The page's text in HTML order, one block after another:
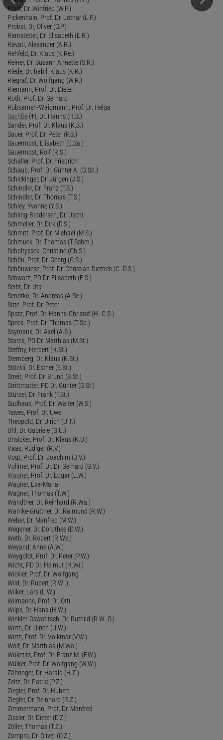
Pfaff, Dr. Winfried (W.P.)
Pickenhain, Prof. Dr. Lothar (L.P.)
Probst, Dr. Oliver (O.P.)
Ramstetter, Dr. Elisabeth (E.R.)
Ravati, Alexander (A.R.)
Rehfeld, Dr. Klaus (K.Re.)
Reiner, Dr. Susann Annette (S.R.)
Riede, Dr. habil. Klaus (K.R.)
Riegraf, Dr. Wolfgang (W.R.)
Riemann, Prof. Dr. Dieter
Roth, Prof. Dr. Gerhard
Rübsamen-Waigmann, Prof. Dr. Helga
Sachße (†), Dr. Hanns (H.S.)
Sander, Prof. Dr. Klaus (K.S.)
Sauer, Prof. Dr. Peter (P.S.)
Sauermost, Elisabeth (E.Sa.)
Sauermost, Rolf (R.S.)
Schaller, Prof. Dr. Friedrich
Schaub, Prof. Dr. Günter A. (G.Sb.)
Schickinger, Dr. Jürgen (J.S.)
Schindler, Dr. Franz (F.S.)
Schindler, Dr. Thomas (T.S.)
Schley, Yvonne (Y.S.)
Schling-Brodersen, Dr. Uschi
Schmeller, Dr. Dirk (D.S.)
Schmitt, Prof. Dr. Michael (M.S.)
Schmuck, Dr. Thomas (T.Schm.)
Scholtyssek, Christine (Ch.S.)
Schön, Prof. Dr. Georg (G.S.)
Schönwiese, Prof. Dr. Christian-Dietrich (C.-D.S.)
Schwarz, PD Dr. Elisabeth (E.S.)
Seibt, Dr. Uta
Sendtko, Dr. Andreas (A.Se.)
Sitte, Prof. Dr. Peter
Spatz, Prof. Dr. Hanns-Christof (H.-C.S.)
Speck, Prof. Dr. Thomas (T.Sp.)
Ssymank, Dr. Axel (A.S.)
Starck, PD Dr. Matthias (M.St.)
Steffny, Herbert (H.St.)
Sternberg, Dr. Klaus (K.St.)
Stöckli, Dr. Esther (E.St.)
Streit, Prof. Dr. Bruno (B.St.)
Strittmatter, PD Dr. Günter (G.St.)
Stürzel, Dr. Frank (F.St.)
Sudhaus, Prof. Dr. Walter (W.S.)
Tewes, Prof. Dr. Uwe
Theopold, Dr. Ulrich (U.T.)
Uhl, Dr. Gabriele (G.U.)
Unsicker, Prof. Dr. Klaus (K.U.)
Vaas, Rüdiger (R.V.)
Vogt, Prof. Dr. Joachim (J.V.)
Vollmer, Prof. Dr. Dr. Gerhard (G.V.)
Wagner, Prof. Dr. Edgar (E.W.)
Wagner, Eva-Maria
Wagner, Thomas (T.W.)
Wandtner, Dr. Reinhard (R.Wa.)
Warnke-Grüttner, Dr. Raimund (R.W.)
Weber, Dr. Manfred (M.W.)
Wegener, Dr. Dorothee (D.W.)
Weth, Dr. Robert (R.We.)
Weyand, Anne (A.W.)
Weygoldt, Prof. Dr. Peter (P.W.)
Wicht, PD Dr. Helmut (H.Wi.)
Wickler, Prof. Dr. Wolfgang
Wild, Dr. Rupert (R.Wi.)
Wilker, Lars (L.W.)
Wilmanns, Prof. Dr. Otti
Wilps, Dr. Hans (H.W.)
Winkler-Oswatitsch, Dr. Ruthild (R.W.-O.)
Wirth, Dr. Ulrich (U.W.)
Wirth, Prof. Dr. Volkmar (V.W.)
Wolf, Dr. Matthias (M.Wo.)
Wuketits, Prof. Dr. Franz M. (F.W.)
Wülker, Prof. Dr. Wolfgang (W.W.)
Zähringer, Dr. Harald (H.Z.)
Zeltz, Dr. Patric (P.Z.)
Ziegler, Prof. Dr. Hubert
Ziegler, Dr. Reinhard (R.Z.)
Zimmermann, Prof. Dr. Manfred
Zissler, Dr. Dieter (D.Z.)
Zöller, Thomas (T.Z.)
Zompro, Dr. Oliver (O.Z.)